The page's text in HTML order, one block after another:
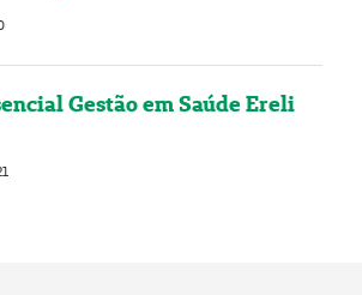
Gestão em Saúde Ereli